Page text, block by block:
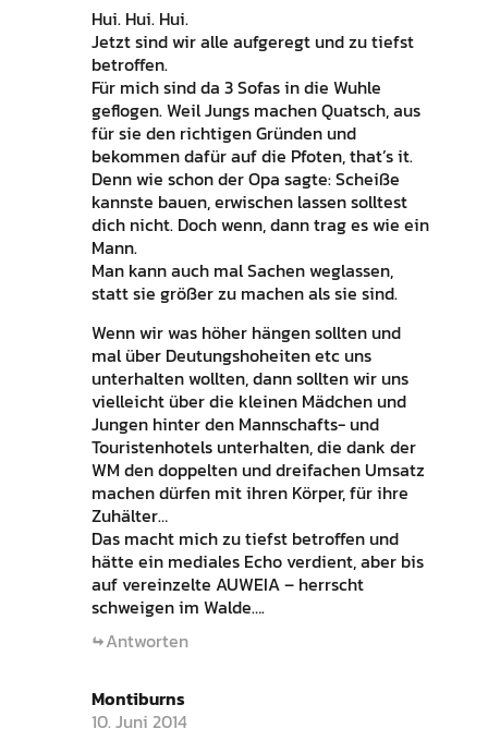
Hui. Hui. Hui.
Jetzt sind wir alle aufgeregt und zu tiefst
betroffen.
Für mich sind da 3 Sofas in die Wuhle
geflogen. Weil Jungs machen Quatsch, aus
für sie den richtigen Gründen und
bekommen dafür auf die Pfoten, that’s it.
Denn wie schon der Opa sagte: Scheiße
kannste bauen, erwischen lassen solltest
dich nicht. Doch wenn, dann trag es wie ein
Mann.
Man kann auch mal Sachen weglassen,
statt sie größer zu machen als sie sind.
Wenn wir was höher hängen sollten und
mal über Deutungshoheiten etc uns
unterhalten wollten, dann sollten wir uns
vielleicht über die kleinen Mädchen und
Jungen hinter den Mannschafts- und
Touristenhotels unterhalten, die dank der
WM den doppelten und dreifachen Umsatz
machen dürfen mit ihren Körper, für ihre
Zuhälter…
Das macht mich zu tiefst betroffen und
hätte ein mediales Echo verdient, aber bis
auf vereinzelte AUWEIA – herrscht
schweigen im Walde….
Antworten
Montiburns
10. Juni 2014